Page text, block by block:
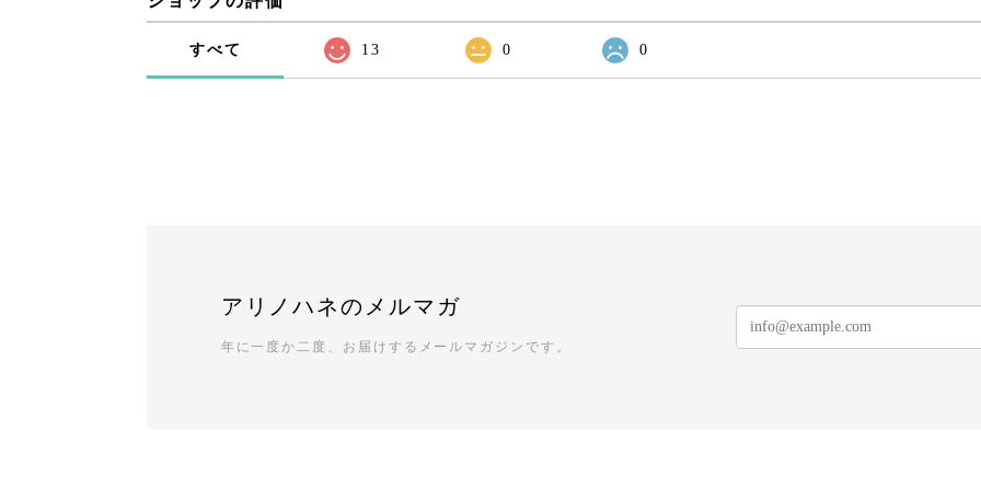
すべて 13 0 0
アリノハネのメルマガ
年に一度か二度、お届けするメールマガジンです。